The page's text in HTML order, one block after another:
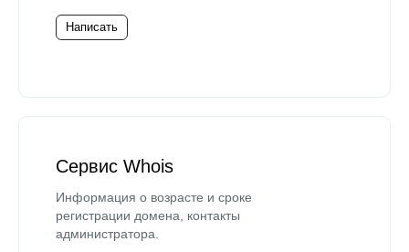
Написать
Сервис Whois
Информация о возрасте и сроке
регистрации домена, контакты
администратора.